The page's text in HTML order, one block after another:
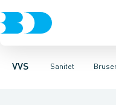
VVS Sanitet
Rør & fittings
Toiletter, sæder og
Håndbrusere